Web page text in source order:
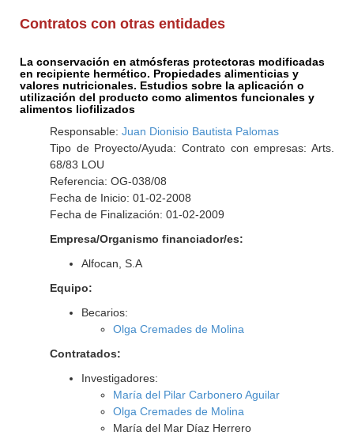
Contratos con otras entidades
La conservación en atmósferas protectoras modificadas
en recipiente hermético. Propiedades alimenticias y
valores nutricionales. Estudios sobre la aplicación o
utilización del producto como alimentos funcionales y
alimentos liofilizados
Responsable: Juan Dionisio Bautista Palomas
Tipo de Proyecto/Ayuda: Contrato con empresas: Arts.
68/83 LOU
Referencia: OG-038/08
Fecha de Inicio: 01-02-2008
Fecha de Finalización: 01-02-2009
Empresa/Organismo financiador/es:
Alfocan, S.A
Equipo:
Becarios:
Olga Cremades de Molina
Contratados:
Investigadores:
María del Pilar Carbonero Aguilar
Olga Cremades de Molina
María del Mar Díaz Herrero